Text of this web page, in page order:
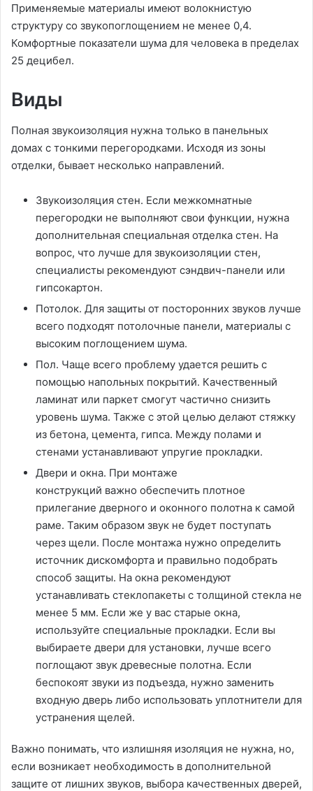
Применяемые материалы имеют волокнистую
структуру со звукопоглощением не менее 0,4.
Комфортные показатели шума для человека в пределах
25 децибел.
Виды
Полная звукоизоляция нужна только в панельных
домах с тонкими перегородками. Исходя из зоны
отделки, бывает несколько направлений.
Звукоизоляция стен. Если межкомнатные
перегородки не выполняют свои функции, нужна
дополнительная специальная отделка стен. На
вопрос, что лучше для звукоизоляции стен,
специалисты рекомендуют сэндвич-панели или
гипсокартон.
Потолок. Для защиты от посторонних звуков лучше
всего подходят потолочные панели, материалы с
высоким поглощением шума.
Пол. Чаще всего проблему удается решить с
помощью напольных покрытий. Качественный
ламинат или паркет смогут частично снизить
уровень шума. Также с этой целью делают стяжку
из бетона, цемента, гипса. Между полами и
стенами устанавливают упругие прокладки.
Двери и окна. При монтаже
конструкций важно обеспечить плотное
прилегание дверного и оконного полотна к самой
раме. Таким образом звук не будет поступать
через щели. После монтажа нужно определить
источник дискомфорта и правильно подобрать
способ защиты. На окна рекомендуют
устанавливать стеклопакеты с толщиной стекла не
менее 5 мм. Если же у вас старые окна,
используйте специальные прокладки. Если вы
выбираете двери для установки, лучше всего
поглощают звук древесные полотна. Если
беспокоят звуки из подъезда, нужно заменить
входную дверь либо использовать уплотнители для
устранения щелей.
Важно понимать, что излишняя изоляция не нужна, но,
если возникает необходимость в дополнительной
защите от лишних звуков, выбора качественных дверей,